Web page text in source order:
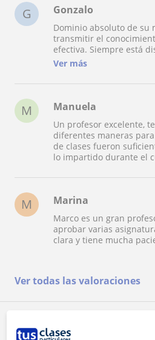
G Gonzalo
Dominio absoluto de su
transmitir el
efectiva. Siempre está
adapta a las
Ver más
M Manuela
Un profesor excelente,
diferentes maneras
de clases fueron
lo impartido durante el
M Marina
Marco es un gran
aprobar varias
clara y tiene mucha
Ver todas las valoraciones
Reconocimientos